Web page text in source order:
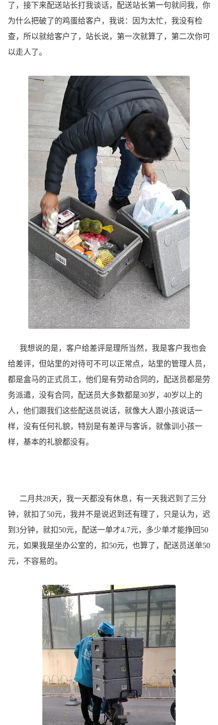
了，接下来配送站长打我谈话，配送站长第一句就问我，你
为什么把破了的鸡蛋给客户，我说：因为太忙，我没有检
查，所以就给客户了，站长说，第一次就算了，第二次你可
以走人了。
我想说的是，客户给差评是理所当然，我是客户我也会
给差评，但站里的对待可不可以正常点，站里的管理人员，
都是盒马的正式员工，他们是有劳动合同的，配送员都是劳
务派遣，没有合同，配送员大多数都是30岁，40岁以上的
人，他们跟我们这些配送员说话，就像大人跟小孩说话一
样，没有任何礼貌，特别是有差评与客诉，就像训小孩一
样，基本的礼貌都没有。
二月共28天，我一天都没有休息，有一天我迟到了三分
钟，就扣了50元，我并不是说迟到还有理了，只是认为，迟
到3分钟，就扣50元，配送一单才4.7元，多少单才能挣回50
元，如果我是坐办公室的，扣50元，也算了，配送员送单50
元，不容易的。